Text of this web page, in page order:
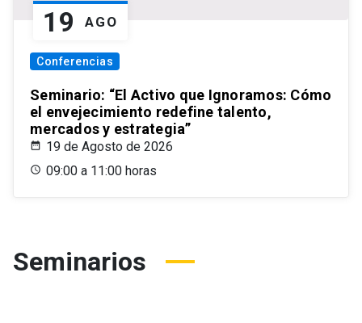
19 AGO
Conferencias
Seminario: “El Activo que Ignoramos: Cómo
el envejecimiento redefine talento,
mercados y estrategia”
19 de Agosto de 2026
09:00 a 11:00 horas
Seminarios